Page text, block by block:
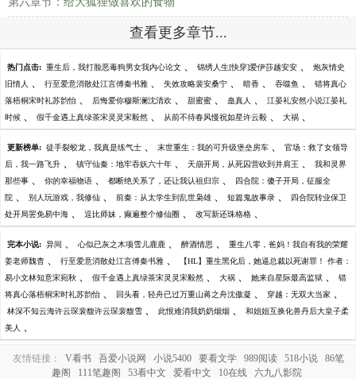
查看更多章节...
热门点击: 重生后，我打脸恶毒狗男女我内心论文 、 锦绣人生[快穿]爱伊莎越安安 、 炮灰情史
旧情人 、 行至爱意消散处江言傅秦书雅 、 失效攻略裴安桑宁 、 暗香 、 吞噬鱼 、 错将真心
落梧桐宋时礼苏韵怡 、 后悔爱你穆斯澜沈清欢 、 甜蜜蜜 、 蛊真人 、 江晏礼安然小说江晏礼
时候 、 假千金遇上真绿茶宋灵灵宋毅然 、 从前不待春风慢祝如星许云毅 、 大祸 、
更新榜单: 徒手裂蛟龙，我真是练气士 、 末世重生：我的可升级堡垒房车 、 官场：救了女领导
后，我一路飞升 、 镇守仙秦：地牢吞妖六十年 、 天崩开局，从死囚营砍到并肩王 、 我和灵界
那些事 、 你的幸福物语 、 都断绝关系了，还让我认祖归宗 、 四合院：傻子开局，征服全
院 、 别人玩游戏，我修仙 、 前秦：从太学生到乱世枭雄 、 短篇鬼故事录 、 四合院转业保卫
处开局罢免易中海 、 逗比师妹，癫遍整个修仙圈 、 改写新还珠格格 、
完本小说: 异间 、 心似已灰之木项雪儿鹿鹿 、 醉酒情思 、 重生八零，爸妈！我自有我的荣耀
姜老师魏杳 、 行至爱意消散处江言傅秦书雅 、 【HL】重生黑化后，她逼总裁以死谢罪！ 作者：
易小文林知意宋宛秋 、 假千金遇上真绿茶宋灵灵宋毅然 、 大祸 、 她来自星际最高监狱 、 错
将真心落梧桐宋时礼苏韵怡 、 回头看，轻舟已过万重山蒋之舟沈傲凝 、 穿越：无双大当家 、
林深不知云海许云琛裴馥许云琛裴馥雪 、 此恨难消我奶奶烟烟 、 和姐姐互换化兽丹后大皇子柔
美人 、
友情链接： V看书 吾爱小说网 小说5400 要看文学 989阅读 518小说
86笔
趣阁
111笔趣阁 53看中文 爱看中文 10在线 六九八影院